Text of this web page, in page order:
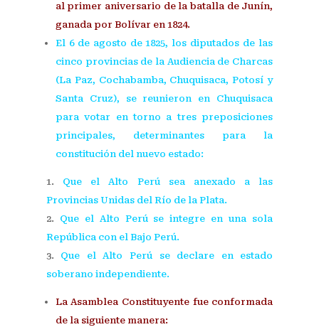
al primer aniversario de la batalla de Junín,
ganada por Bolívar en 1824.
El 6 de agosto de 1825, los diputados de las
cinco provincias de la Audiencia de Charcas
(La Paz, Cochabamba, Chuquisaca, Potosí y
Santa Cruz), se reunieron en Chuquisaca
para votar en torno a tres preposiciones
principales, determinantes para la
constitución del nuevo estado:
Que el Alto Perú sea anexado a las
Provincias Unidas del Río de la Plata.
Que el Alto Perú se integre en una sola
República con el Bajo Perú.
Que el Alto Perú se declare en estado
soberano independiente.
La Asamblea Constituyente fue conformada
de la siguiente manera: